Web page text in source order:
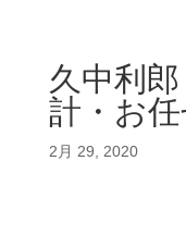
久中利
計・お
2月 29, 2020